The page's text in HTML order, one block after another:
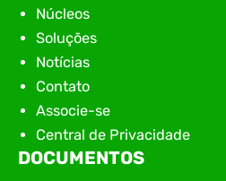
Núcleos
Soluções
Notícias
Contato
Associe-se
Central de Privacidade
DOCUMENTOS